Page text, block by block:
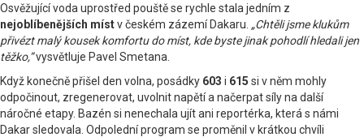
Osvěžující voda uprostřed pouště se rychle stala jedním z
nejoblíbenějších místv českém zázemí Dakaru. „Chtěli jsme klukům
přivézt malý kousek komfortu do míst, kde byste jinak pohodlí hledali jen
těžko,”vysvětluje Pavel Smetana.
Když konečně přišel den volna, posádky 603 i 615 si v něm mohly
odpočinout, zregenerovat, uvolnit napětí a načerpat síly na další
náročné etapy. Bazén si nenechala ujít ani reportérka, která s námi
Dakar sledovala. Odpolední program se proměnil v krátkou chvíli